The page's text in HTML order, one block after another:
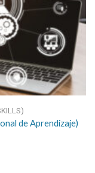
de Aprendizaje)